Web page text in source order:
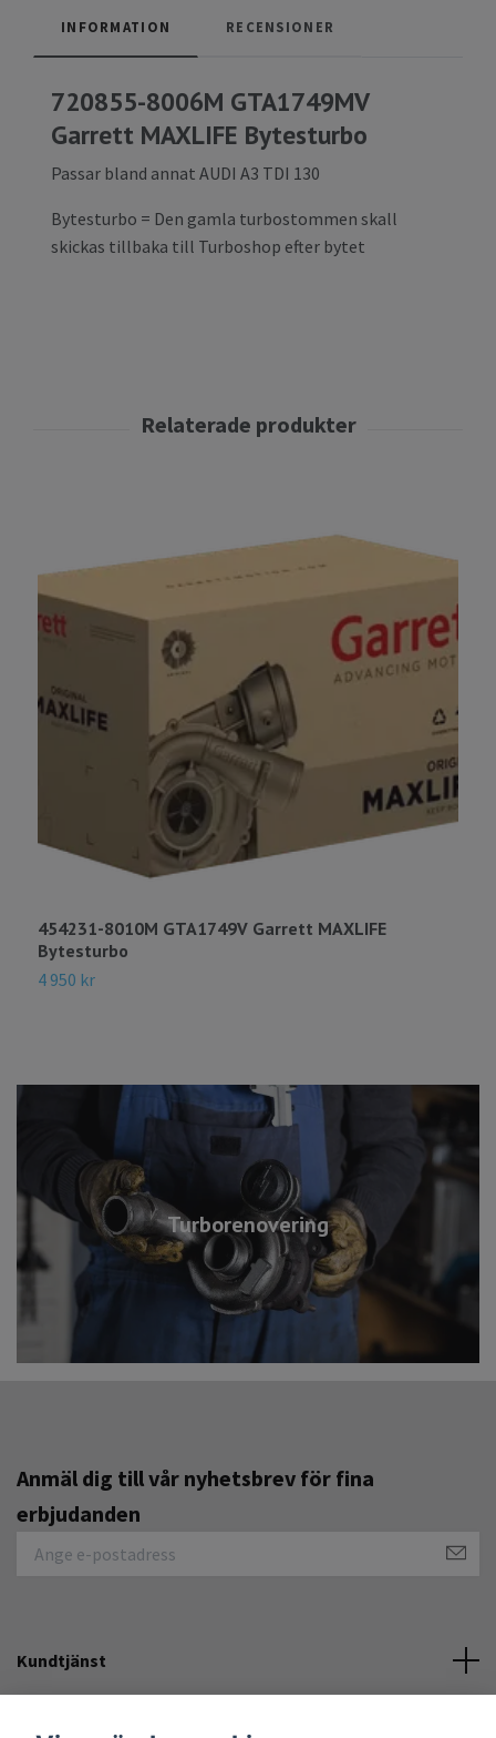
Turborenovering
INFORMATION RECENSIONER
720855-8006M GTA1749MV
Garrett MAXLIFE Bytesturbo
Passar bland annat AUDI A3 TDI 130
Bytesturbo = Den gamla turbostommen skall
skickas tillbaka till Turboshop efter bytet
454231-8010M GTA1749V Garrett MAXLIFE
Bytesturbo
4 950 kr
Anmäl dig till vår nyhetsbrev för fina
erbjudanden
Kundtjänst